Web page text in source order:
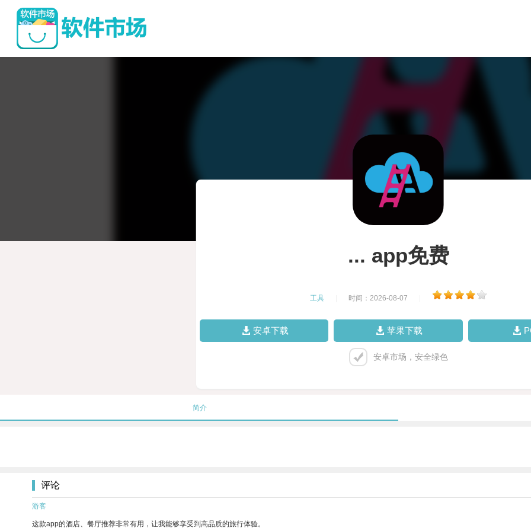
... app免费
工具 时间：2026-08-07
安卓下载 苹果下载
安卓市场，安全绿色
简介
评论
游客
这款app的酒店、餐厅推荐非常有用，让我能够享受到高品质的旅行体验。